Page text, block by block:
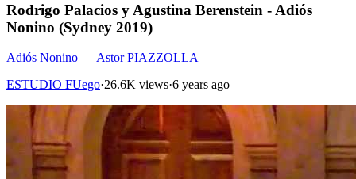
Rodrigo Palacios y Agustina Berenstein - Adiós
Nonino (Sydney 2019)
Adiós Nonino —Astor PIAZZOLLA
ESTUDIO FUego·26.6K views·6 years ago